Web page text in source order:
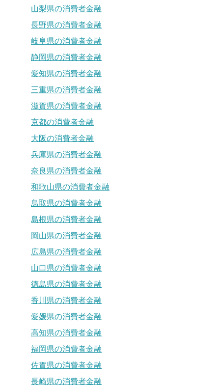
山梨県の消費者金融
長野県の消費者金融
岐阜県の消費者金融
静岡県の消費者金融
愛知県の消費者金融
三重県の消費者金融
滋賀県の消費者金融
京都の消費者金融
大阪の消費者金融
兵庫県の消費者金融
奈良県の消費者金融
和歌山県の消費者金融
鳥取県の消費者金融
島根県の消費者金融
岡山県の消費者金融
広島県の消費者金融
山口県の消費者金融
徳島県の消費者金融
香川県の消費者金融
愛媛県の消費者金融
高知県の消費者金融
福岡県の消費者金融
佐賀県の消費者金融
長崎県の消費者金融